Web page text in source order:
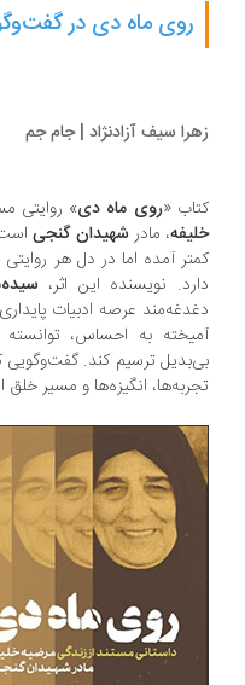
روی ماه دی در گفت‌وگو با
سیف آزاد‌نژاد | جام جم
روی ماه دی» روایتی مستند و
، مادرشهیدان گنجیاست؛ زنی
آمده اما در دل هر روایتی از
نویسنده این اثر،سیده‌مریم
عرصه ادبیات پایداری است
به احساس، توانسته
ترسیم کند. گفت‌وگویی که در
انگیزه‌ها و مسیر خلق این اثر.